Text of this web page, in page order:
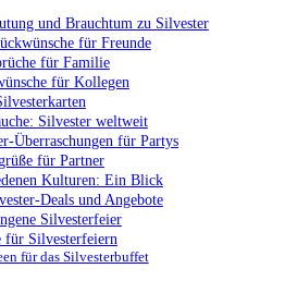
und Brauchtum zu Silvester
für Freunde
für Familie
für Kollegen
Silvester weltweit
Überraschungen für Partys
für Partner
Kulturen: Ein Blick
Deals und Angebote
Silvesterfeier
für Silvesterfeiern
für das Silvesterbuffet